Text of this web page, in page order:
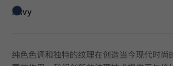
Navy
纯色色调和独特的纹理在创造当今现代时尚